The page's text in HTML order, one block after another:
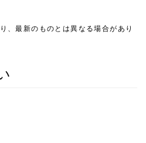
、最新のものとは異なる場合があり